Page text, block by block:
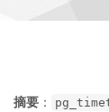
摘要 ：